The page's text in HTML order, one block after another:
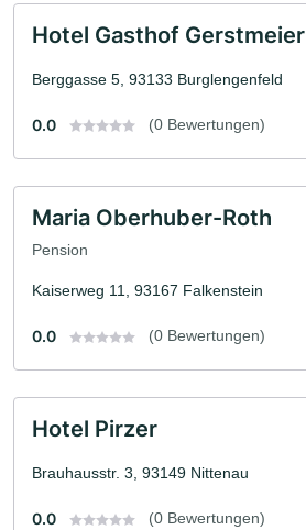
Hotel Gasthof Gerstmeier
Berggasse 5, 93133 Burglengenfeld
0.0 (0 Bewertungen)
Maria Oberhuber-Roth
Pension
Kaiserweg 11, 93167 Falkenstein
0.0 (0 Bewertungen)
Hotel Pirzer
Brauhausstr. 3, 93149 Nittenau
0.0 (0 Bewertungen)